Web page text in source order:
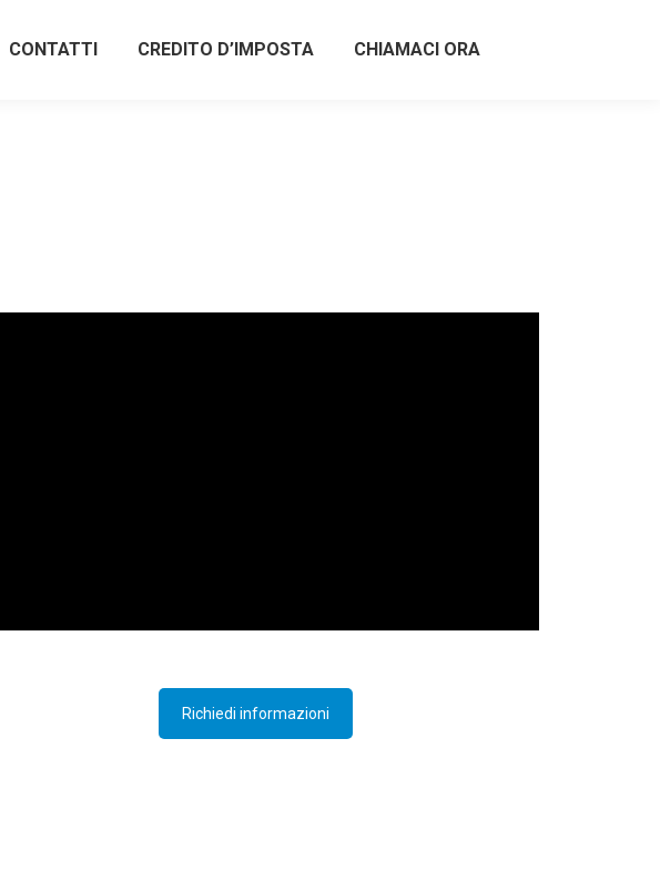
CONTATTI CREDITO D’IMPOSTA CHIAMACI ORA
Richiedi informazioni